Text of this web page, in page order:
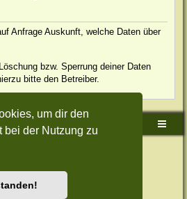
um dir den
bei der Nutzung zu
Anfrage Auskunft, welche Daten über
bzw. Sperrung deiner Daten
bitte den Betreiber.
Foren-Übersicht
© phpBB Limited
phpBB-Style-Design